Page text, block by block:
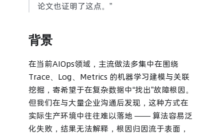
论文也证明了这点。”
背景
在当前AIOps领域，主流做法多集中在围绕
Trace、Log、Metrics 的机器学习建模与关联
挖掘，寄希望于在复杂数据中“找出”故障根因。
但我们在与大量企业沟通后发现，这种方式在
实际生产环境中往往难以落地 —— 算法容易泛
化失败，结果无法解释，根因归因流于表面，